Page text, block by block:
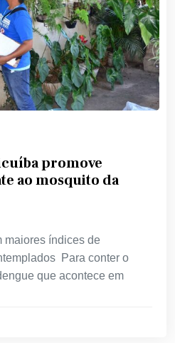
promove
ao mosquito da
maiores índices de
Para conter o
que acontece em